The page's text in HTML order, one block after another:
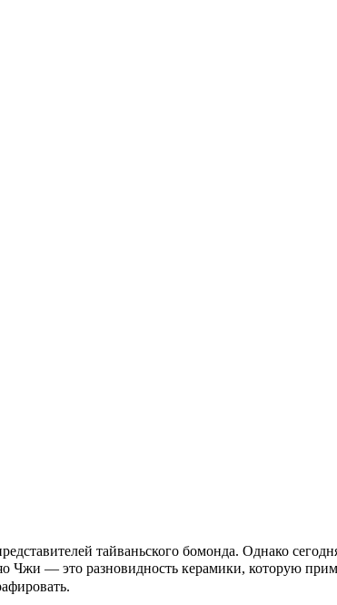
тайваньского бомонда. Однако
Чжи — это разновидность керамики, которую